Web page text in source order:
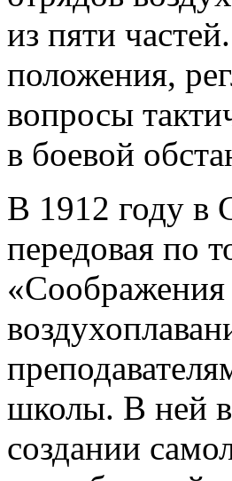
из пяти
положения,
вопросы
в боевой
В 1912 году в
передовая по
«Соображения
школы. В ней
создании